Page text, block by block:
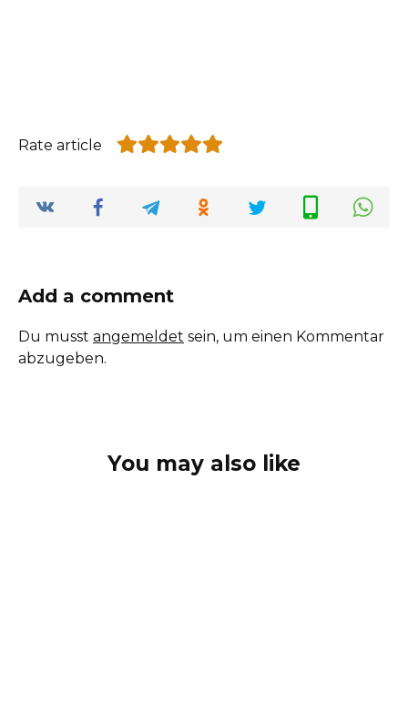
Rate article
Add a comment
Du musst angemeldet sein, um einen Kommentar
abzugeben.
You may also like